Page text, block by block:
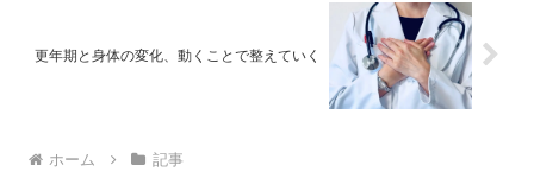
更年期と身体の変化、動くことで整えていく
ホーム 記事